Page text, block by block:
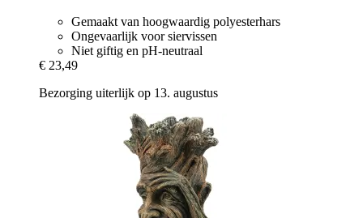
Gemaakt van hoogwaardig polyesterhars
Ongevaarlijk voor siervissen
Niet giftig en pH-neutraal
€ 23,49
Bezorging uiterlijk op 13. augustus